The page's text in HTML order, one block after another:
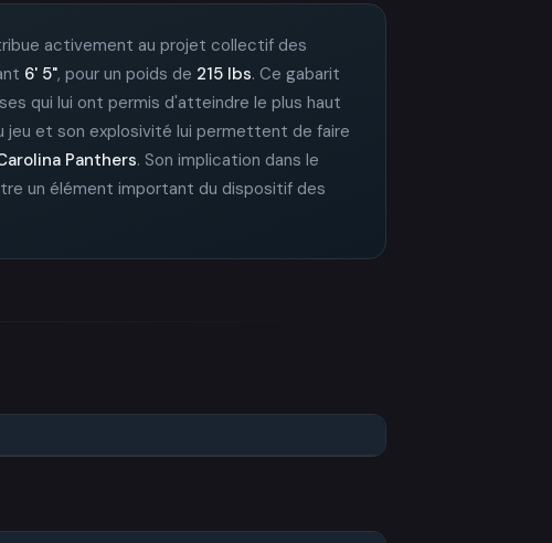
activement au projet collectif des
6' 5", pour un poids de 215 lbs. Ce gabarit
qui lui ont permis d'atteindre le plus haut
jeu et son explosivité lui permettent de faire
Panthers. Son implication dans le
un élément important du dispositif des